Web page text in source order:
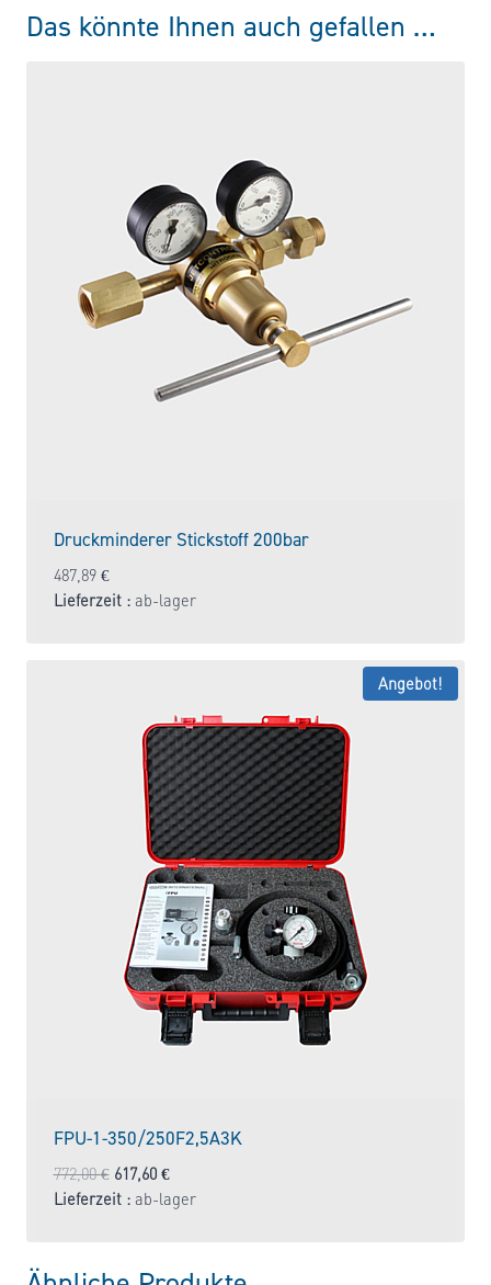
Das könnte Ihnen auch gefallen …
Druckminderer Stickstoff 200bar
487,89 €
Lieferzeit : ab-lager
Angebot!
FPU-1-350/250F2,5A3K
772,00€ Ursprünglicher
Preis
617,60 €Aktueller
Preis
Lieferzeit : ab-lager